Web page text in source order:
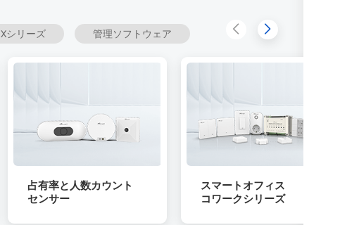
Xシリーズ 管理ソフトウェア
占有率と人数カウント
センサー
スマートオフィス
コワークシリーズ